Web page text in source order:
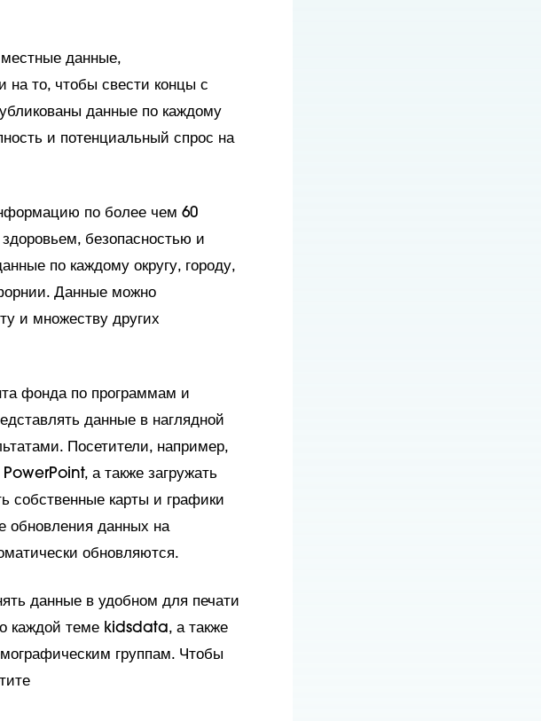
данные,
то, чтобы свести концы с
данные по каждому
и потенциальный спрос на
по более чем 60
безопасностью и
по каждому округу, городу,
Данные можно
и множеству других
фонда по программам и
данные в наглядной
Посетители, например,
а также загружать
собственные карты и графики
обновления данных на
обновляются.
данные в удобном для печати
каждой теме kidsdata, а также
группам. Чтобы